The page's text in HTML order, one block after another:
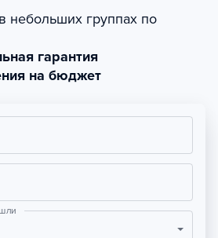
небольших группах по
гарантия
на бюджет